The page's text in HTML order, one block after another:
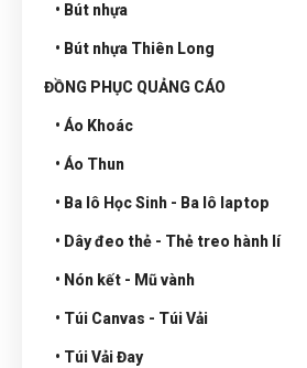
• Bút nhựa
• Bút nhựa Thiên Long
ĐỒNG PHỤC QUẢNG CÁO
• Áo Khoác
• Áo Thun
• Ba lô Học Sinh - Ba lô laptop
• Dây đeo thẻ - Thẻ treo hành lí
• Nón kết - Mũ vành
• Túi Canvas - Túi Vải
• Túi Vải Đay